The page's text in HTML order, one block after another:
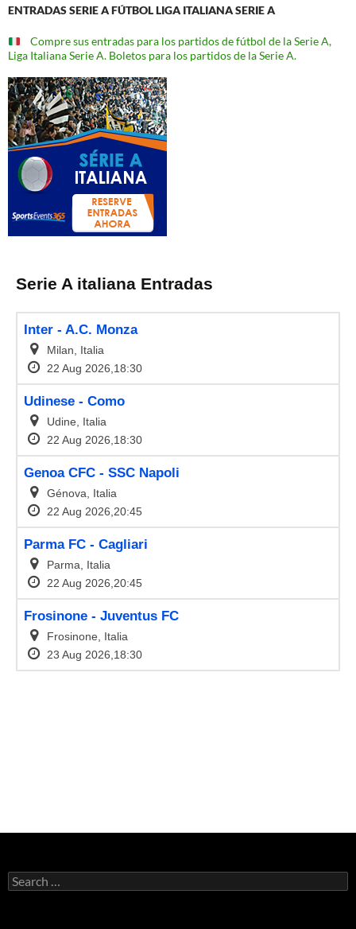
ENTRADAS SERIE A FÚTBOL LIGA ITALIANA SERIE A
Compre sus entradas para los partidos de fútbol de la Serie A,
Liga Italiana Serie A. Boletos para los partidos de la Serie A.
Search
for: